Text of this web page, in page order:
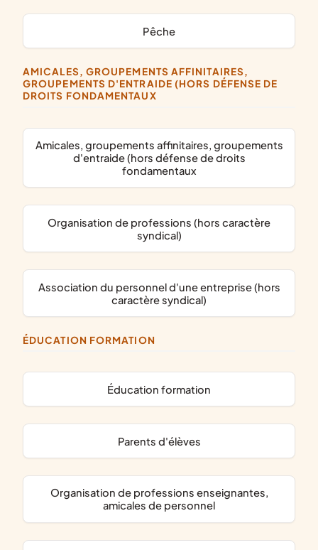
pêche
AMICALES, GROUPEMENTS AFFINITAIRES,
GROUPEMENTS D'ENTRAIDE (HORS DÉFENSE DE
DROITS FONDAMENTAUX
amicales, groupements affinitaires, groupements
d'entraide (hors défense de droits
fondamentaux
organisation de professions (hors caractère
syndical)
association du personnel d'une entreprise (hors
caractère syndical)
ÉDUCATION FORMATION
éducation formation
parents d'élèves
organisation de professions enseignantes,
amicales de personnel